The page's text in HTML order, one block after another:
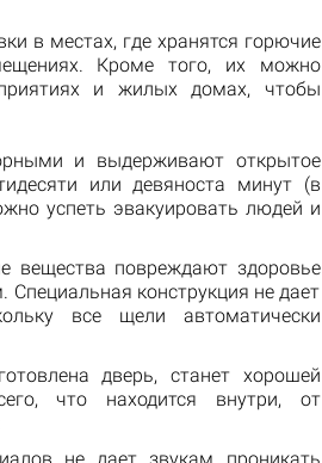
в местах, где хранятся горючие
Кроме того, их можно
и жилых домах, чтобы
и выдерживают открытое
или девяноста минут (в
успеть эвакуировать людей и
вещества повреждают здоровье
конструкция не дает
все щели автоматически
дверь, станет хорошей
что находится внутри, от